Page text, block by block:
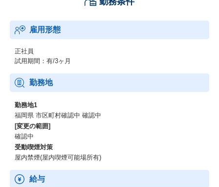
雇用形態
正社員
試用期間：有/3ヶ月
勤務地
勤務地1
福岡県 市区町村確認中 確認中
[変更の範囲]
確認中
受動喫煙対策
屋内禁煙(屋内喫煙可能場所有)
給与